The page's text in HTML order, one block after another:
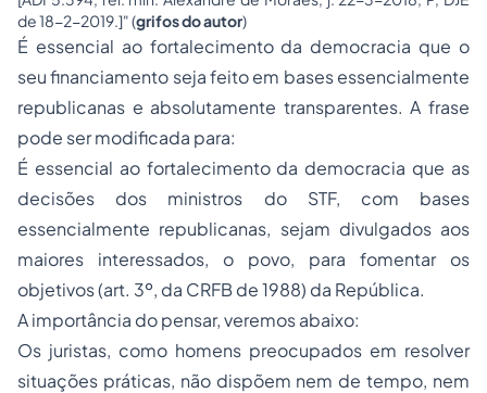
de 18-2-2019.]" (grifos do autor)
É essencial ao fortalecimento da democracia que o
seu financiamento seja feito em bases essencialmente
republicanas e absolutamente transparentes. A frase
pode ser modificada para:
É essencial ao fortalecimento da democracia que as
decisões dos ministros do STF, com bases
essencialmente republicanas, sejam divulgados aos
maiores interessados, o povo, para fomentar os
objetivos (art. 3º, da CRFB de 1988) da República.
A importância do pensar, veremos abaixo:
Os juristas, como homens preocupados em resolver
situações práticas, não dispõem nem de tempo, nem